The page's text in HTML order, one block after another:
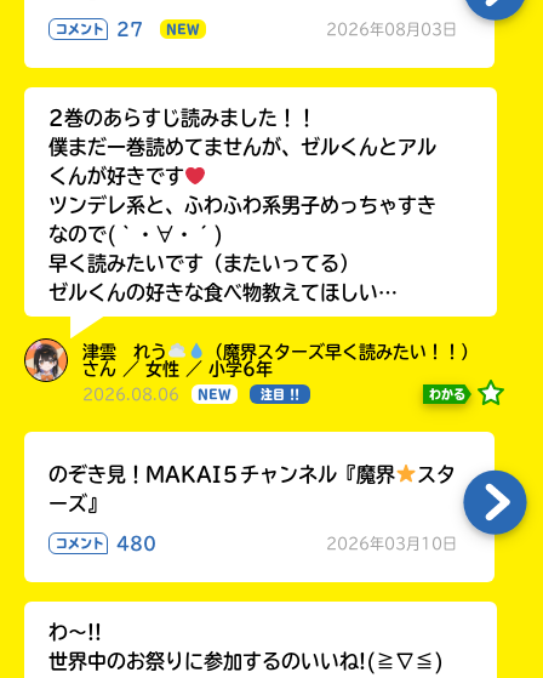
コメント 27 NEW 2026年08月03日
2巻のあらすじ読みました！！
僕まだ一巻読めてませんが、ゼルくんとアル
くんが好きです
ツンデレ系と、ふわふわ系男子めっちゃすき
なので(｀・∀・´)
早く読みたいです（またいってる）
ゼルくんの好きな食べ物教えてほしい…
津雲 れう
（魔界スターズ早く読みたい！！）
さん ／ 女性 ／ 小学6年
2026.08.06 NEW 注目 !! わかる
のぞき見！MAKAI５チャンネル『魔界
スタ
ーズ』
コメント 480 2026年03月10日
わ〜!!
世界中のお祭りに参加するのいいね!(≧∇≦)